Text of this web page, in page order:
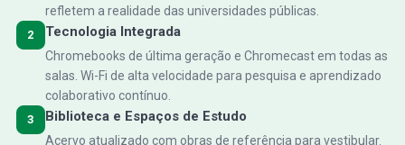
refletem a realidade das universidades públicas.
2 Tecnologia Integrada
Chromebooks de última geração e Chromecast em todas as
salas. Wi-Fi de alta velocidade para pesquisa e aprendizado
colaborativo contínuo.
3 Biblioteca e Espaços de Estudo
Acervo atualizado com obras de referência para vestibular.